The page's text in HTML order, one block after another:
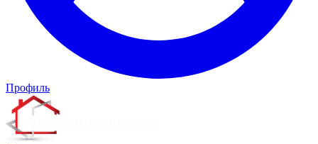
Профиль